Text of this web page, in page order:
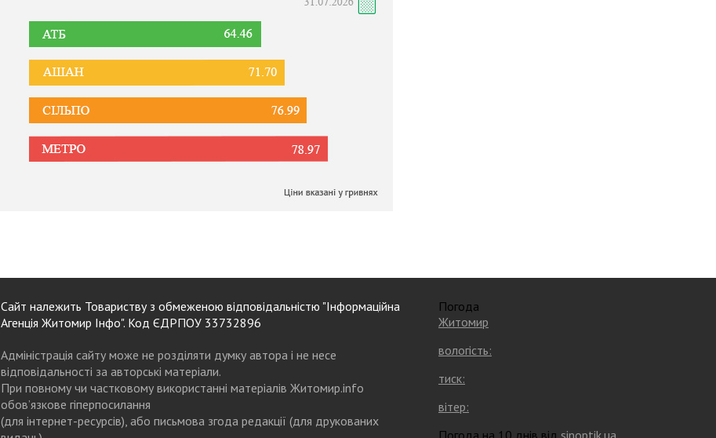
Сайт належить Товариству з обмеженою відповідальністю "Інформаційна
Агенція Житомир Інфо". Код ЄДРПОУ 33732896
Адміністрація сайту може не розділяти думку автора і не несе
відповідальності за авторські матеріали.
При повному чи частковому використанні матеріалів Житомир.info
обов’язкове гіперпосилання
(для інтернет-ресурсів), або письмова згода редакції (для друкованих
Погода
Житомир
вологість:
тиск:
вітер:
Погода на 10 днів від sinoptik.ua